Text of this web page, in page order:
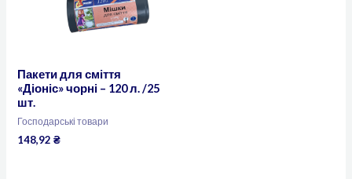
Пакети для сміття
«Діоніс» чорні – 120 л. /25
шт.
Господарські товари
148,92₴